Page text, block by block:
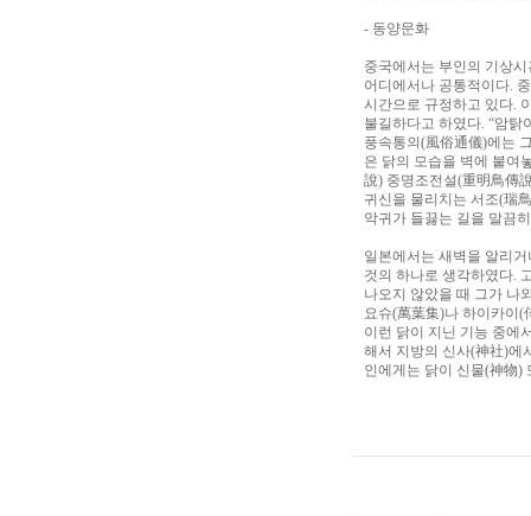
- 동양문화
중국에서는 부인의 기상
어디에서나 공통적이다.
시간으로 규정하고 있다.
불길하다고 하였다. “암탉
풍속통의(風俗通儀)에는
은 닭의 모습을 벽에 붙여
說) 중명조전설(重明鳥傳
귀신을 물리치는 서조(瑞
악귀가 들끓는 길을 말끔
일본에서는 새벽을 알리
것의 하나로 생각하였다.
나오지 않았을 때 그가 나
요슈(萬葉集)나 하이카이(
이런 닭이 지닌 기능 중에
해서 지방의 신사(神社)에
인에게는 닭이 신물(神物)